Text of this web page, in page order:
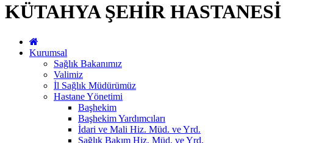
KÜTAHYA ŞEHİR HASTANESİ
Kurumsal
Sağlık Bakanımız
Valimiz
İl Sağlık Müdürümüz
Hastane Yönetimi
Başhekim
Başhekim Yardımcıları
İdari ve Mali Hiz. Müd. ve Yrd.
Sağlık Bakım Hiz. Müd. ve Yrd.